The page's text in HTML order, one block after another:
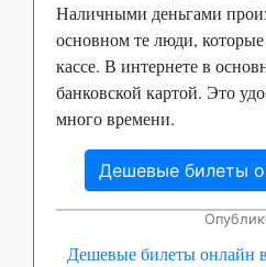
Наличными деньгами
основном те люди,
кассе. В интернете в
банковской картой. Это
много времени.
Дешевые билеты
Дешевые билеты онлайн